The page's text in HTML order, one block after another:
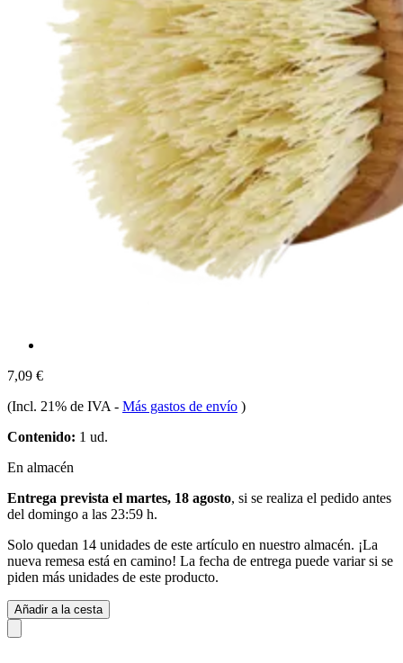
7,09 €
(Incl. 21% de IVA - Más gastos de envío )
Contenido: 1 ud.
En almacén
Entrega prevista el martes, 18 agosto, si se realiza el pedido antes
del domingo a las 23:59 h.
Solo quedan 14 unidades de este artículo en nuestro almacén. ¡La
nueva remesa está en camino! La fecha de entrega puede variar si se
piden más unidades de este producto.
Añadir a la cesta